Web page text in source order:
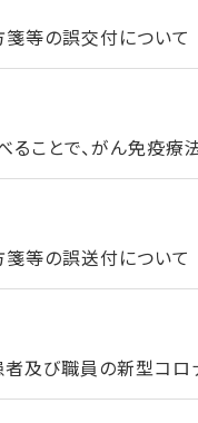
等の誤交付について
ることで、がん免疫
等の誤送付について
及び職員の新型コロ